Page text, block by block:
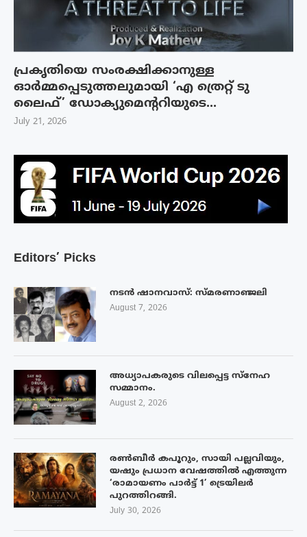
Editors’ Picks
നടൻ ഷാനവാസ്: സ്മരണാഞ്ജലി
August 7, 2026
അധ്യാപകരുടെ വിലപ്പെട്ട സ്നേഹ
സമ്മാനം.
August 2, 2026
രൺബീർ കപൂറും, സായി പല്ലവിയും,
യഷും പ്രധാന വേഷത്തിൽ എത്തുന്ന
‘രാമായണം പാർട്ട് 1’ ട്രെയിലർ
പുറത്തിറങ്ങി.
July 30, 2026
പ്രകൃതിയെ സംരക്ഷിക്കാനുള്ള
ഓർമ്മപ്പെടുത്തലുമായി ‘എ ത്രെറ്റ് ടു
ലൈഫ്’ ഡോക്യുമെന്ററിയുടെ...
July 21, 2026